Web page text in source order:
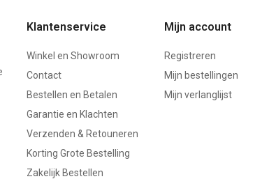
Klantenservice
Winkel en Showroom
Contact
Bestellen en Betalen
Garantie en Klachten
Verzenden & Retouneren
Korting Grote Bestelling
Zakelijk Bestellen
Mijn account
Registreren
Mijn bestellingen
Mijn verlanglijst